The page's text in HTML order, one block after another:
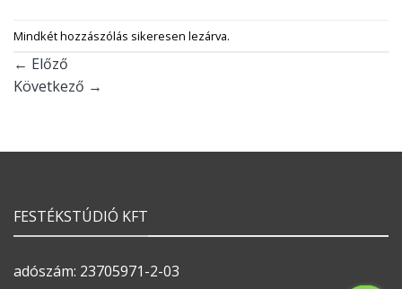
Mindkét hozzászólás sikeresen lezárva.
← Előző
Következő →
FESTÉKSTÚDIÓ KFT
adószám: 23705971-2-03